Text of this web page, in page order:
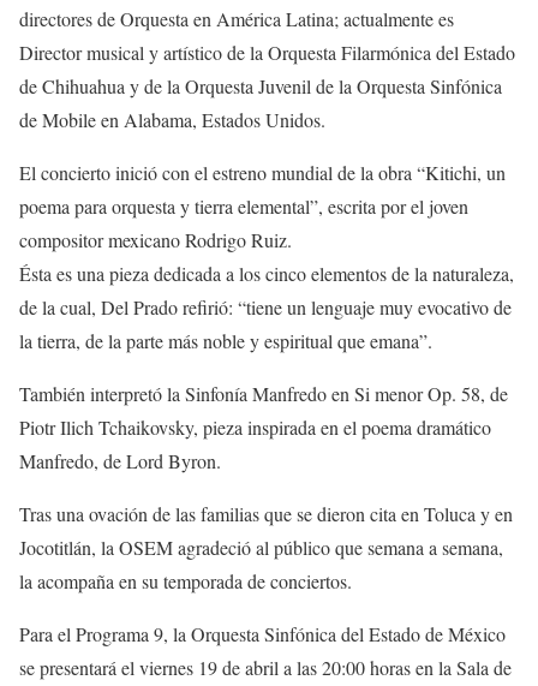
directores de Orquesta en América Latina; actualmente es
Director musical y artístico de la Orquesta Filarmónica del Estado
de Chihuahua y de la Orquesta Juvenil de la Orquesta Sinfónica
de Mobile en Alabama, Estados Unidos.
El concierto inició con el estreno mundial de la obra “Kitichi, un
poema para orquesta y tierra elemental”, escrita por el joven
compositor mexicano Rodrigo Ruiz.
Ésta es una pieza dedicada a los cinco elementos de la naturaleza,
de la cual, Del Prado refirió: “tiene un lenguaje muy evocativo de
la tierra, de la parte más noble y espiritual que emana”.
También interpretó la Sinfonía Manfredo en Si menor Op. 58, de
Piotr Ilich Tchaikovsky, pieza inspirada en el poema dramático
Manfredo, de Lord Byron.
Tras una ovación de las familias que se dieron cita en Toluca y en
Jocotitlán, la OSEM agradeció al público que semana a semana,
la acompaña en su temporada de conciertos.
Para el Programa 9, la Orquesta Sinfónica del Estado de México
se presentará el viernes 19 de abril a las 20:00 horas en la Sala de